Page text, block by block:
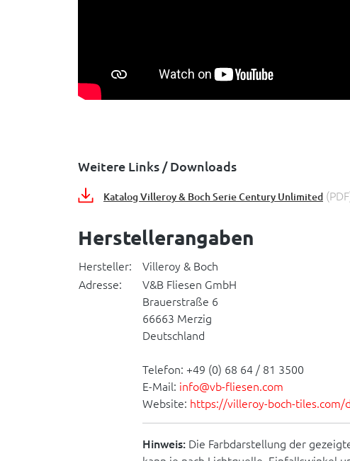
Weitere Links / Downloads
Katalog Villeroy & Boch Serie Century Unlimited
Herstellerangaben
Hersteller:
Villeroy & Boch
Adresse:
V&B Fliesen GmbH
Brauerstraße 6
66663 Merzig
Deutschland
Telefon: +49 (0) 68 64 / 81 3500
E-Mail: info@vb-fliesen.com
Website: https://villeroy-boch-tiles.com/
Hinweis: Die Farbdarstellung der